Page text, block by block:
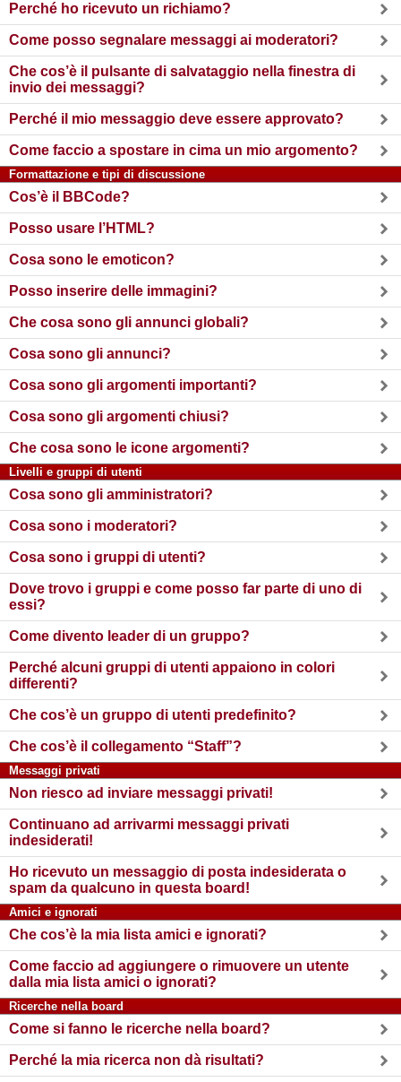
Perché ho ricevuto un richiamo?
Come posso segnalare messaggi ai moderatori?
Che cos’è il pulsante di salvataggio nella finestra di
invio dei messaggi?
Perché il mio messaggio deve essere approvato?
Come faccio a spostare in cima un mio argomento?
Formattazione e tipi di discussione
Cos’è il BBCode?
Posso usare l’HTML?
Cosa sono le emoticon?
Posso inserire delle immagini?
Che cosa sono gli annunci globali?
Cosa sono gli annunci?
Cosa sono gli argomenti importanti?
Cosa sono gli argomenti chiusi?
Che cosa sono le icone argomenti?
Livelli e gruppi di utenti
Cosa sono gli amministratori?
Cosa sono i moderatori?
Cosa sono i gruppi di utenti?
Dove trovo i gruppi e come posso far parte di uno di
essi?
Come divento leader di un gruppo?
Perché alcuni gruppi di utenti appaiono in colori
differenti?
Che cos’è un gruppo di utenti predefinito?
Che cos’è il collegamento “Staff”?
Messaggi privati
Non riesco ad inviare messaggi privati!
Continuano ad arrivarmi messaggi privati
indesiderati!
Ho ricevuto un messaggio di posta indesiderata o
spam da qualcuno in questa board!
Amici e ignorati
Che cos’è la mia lista amici e ignorati?
Come faccio ad aggiungere o rimuovere un utente
dalla mia lista amici o ignorati?
Ricerche nella board
Come si fanno le ricerche nella board?
Perché la mia ricerca non dà risultati?